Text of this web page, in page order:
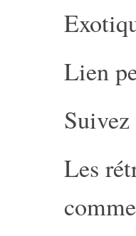
Lien
Les